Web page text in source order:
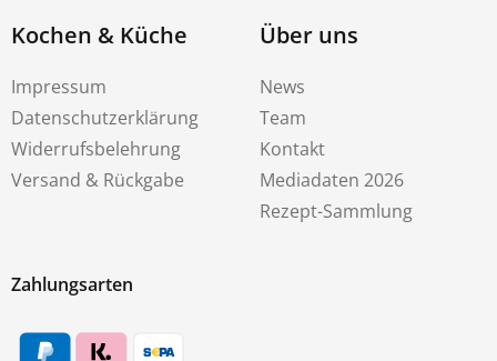
Kochen & Küche
Impressum
Datenschutzerklärung
Widerrufsbelehrung
Versand & Rückgabe
Über uns
News
Team
Kontakt
Mediadaten 2026
Rezept-Sammlung
Zahlungsarten